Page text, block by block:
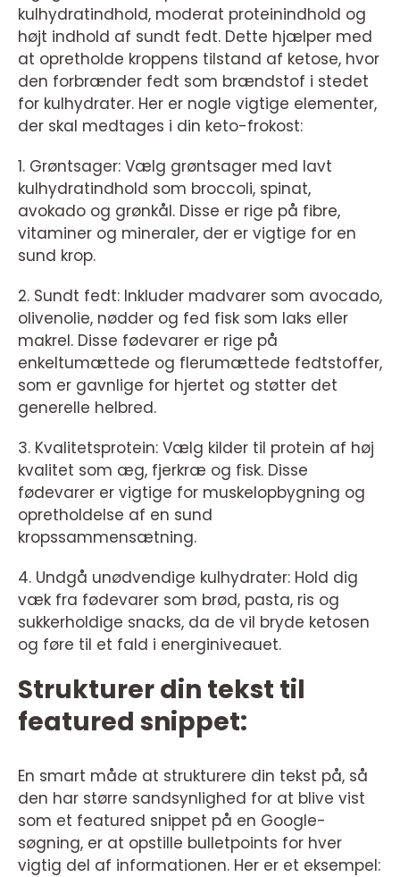
kulhydratindhold, moderat proteinindhold og
højt indhold af sundt fedt. Dette hjælper med
at opretholde kroppens tilstand af ketose, hvor
den forbrænder fedt som brændstof i stedet
for kulhydrater. Her er nogle vigtige elementer,
der skal medtages i din keto-frokost:
1. Grøntsager: Vælg grøntsager med lavt
kulhydratindhold som broccoli, spinat,
avokado og grønkål. Disse er rige på fibre,
vitaminer og mineraler, der er vigtige for en
sund krop.
2. Sundt fedt: Inkluder madvarer som avocado,
olivenolie, nødder og fed fisk som laks eller
makrel. Disse fødevarer er rige på
enkeltumættede og flerumættede fedtstoffer,
som er gavnlige for hjertet og støtter det
generelle helbred.
3. Kvalitetsprotein: Vælg kilder til protein af høj
kvalitet som æg, fjerkræ og fisk. Disse
fødevarer er vigtige for muskelopbygning og
opretholdelse af en sund
kropssammensætning.
4. Undgå unødvendige kulhydrater: Hold dig
væk fra fødevarer som brød, pasta, ris og
sukkerholdige snacks, da de vil bryde ketosen
og føre til et fald i energiniveauet.
Strukturer din tekst til
featured snippet:
En smart måde at strukturere din tekst på, så
den har større sandsynlighed for at blive vist
som et featured snippet på en Google-
søgning, er at opstille bulletpoints for hver
vigtig del af informationen. Her er et eksempel: